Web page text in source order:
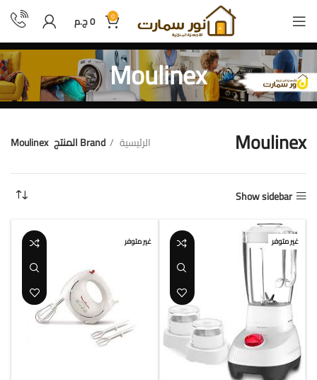
0
0ج.م
Moulinex
Moulinex الرئيسية Brand المنتج Moulinex
Show sidebar
غير متوفر غير متوفر